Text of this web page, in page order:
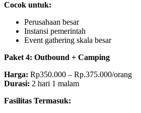
Cocok untuk:
Perusahaan besar
Instansi pemerintah
Event gathering skala besar
Paket 4: Outbound + Camping
Harga: Rp350.000 – Rp.375.000/orang
Durasi: 2 hari 1 malam
Fasilitas Termasuk: